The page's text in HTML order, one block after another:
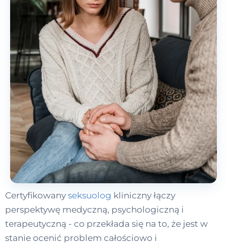
Certyfikowany seksuolog kliniczny łączy
perspektywę medyczną, psychologiczną i
terapeutyczną - co przekłada się na to, że jest w
stanie ocenić problem całościowo i